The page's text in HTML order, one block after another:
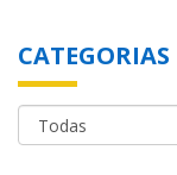
CATEGORIAS